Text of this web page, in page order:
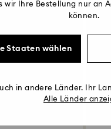
wir Ihre Bestellung nur an
können.
Staaten wählen
in andere Länder. Ihr
Alle Länder